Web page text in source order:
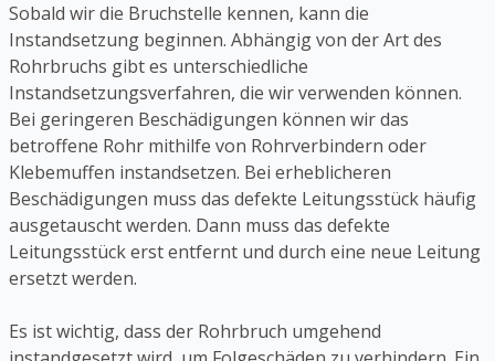
Sobald wir die Bruchstelle kennen, kann die
Instandsetzung beginnen. Abhängig von der Art des
Rohrbruchs gibt es unterschiedliche
Instandsetzungsverfahren, die wir verwenden können.
Bei geringeren Beschädigungen können wir das
betroffene Rohr mithilfe von Rohrverbindern oder
Klebemuffen instandsetzen. Bei erheblicheren
Beschädigungen muss das defekte Leitungsstück häufig
ausgetauscht werden. Dann muss das defekte
Leitungsstück erst entfernt und durch eine neue Leitung
ersetzt werden.
Es ist wichtig, dass der Rohrbruch umgehend